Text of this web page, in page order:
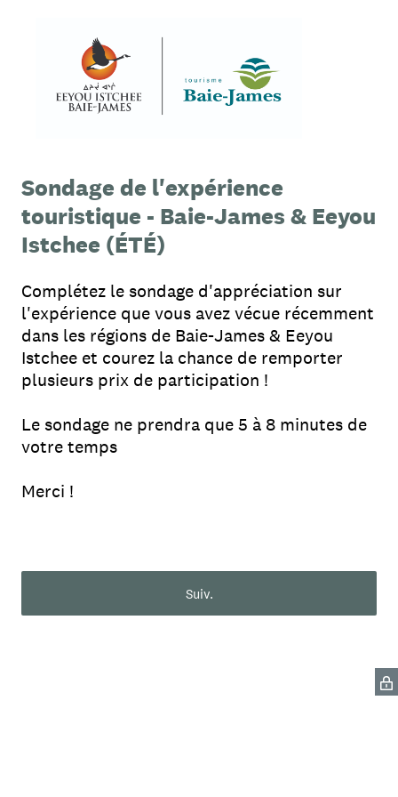
Sondage de l'expérience
touristique - Baie-James & Eeyou
Istchee (ÉTÉ)
Complétez le sondage d'appréciation sur
l'expérience que vous avez vécue récemment
dans les régions de Baie-James & Eeyou
Istchee et courez la chance de remporter
plusieurs prix de participation !
Le sondage ne prendra que 5 à 8 minutes de
votre temps
Merci !
Suiv.